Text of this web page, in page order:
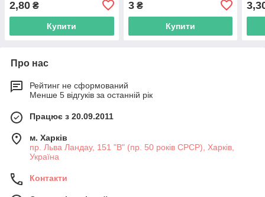
2,80 ₴
Купити
3₴
Купити
Про нас
Рейтинг не сформований
Менше 5 відгуків за останній рік
Працює з 20.09.2011
м. Харків
пр. Льва Ландау, 151 "В" (пр. 50 років СРСР), Харків,
Україна
Контакти